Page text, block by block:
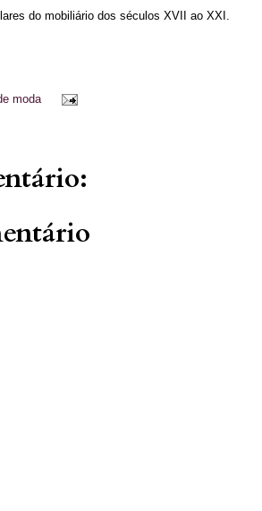
do mobiliário dos séculos XVII ao XXI.
moda